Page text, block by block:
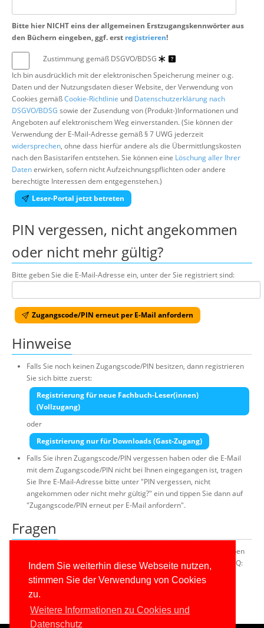
Indem Sie weiterhin diese Webseite nutzen,
stimmen Sie der Verwendung von Cookies
zu.
Weitere Informationen zu Cookies und
Datenschutz
Bitte hier NICHT eins der allgemeinen Erstzugangskennwörter aus
den Büchern eingeben, ggf. erst registrieren!
Zustimmung gemäß DSGVO/BDSG
Ich bin ausdrücklich mit der elektronischen Speicherung meiner o.g.
Daten und der Nutzungsdaten dieser Website, der Verwendung von
Cookies gemäßCookie-Richtlinie und Datenschutzerklärung nach
DSGVO/BDSG sowie der Zusendung von (Produkt-)Informationen und
Angeboten auf elektronischem Weg einverstanden. (Sie können der
Verwendung der E-Mail-Adresse gemäß § 7 UWG jederzeit
widersprechen, ohne dass hierfür andere als die Übermittlungskosten
nach den Basistarifen entstehen. Sie können eine Löschung aller Ihrer
Datenerwirken, sofern nicht Aufzeichnungspflichten oder andere
berechtigte Interessen dem entgegenstehen.)
Leser-Portal jetzt betreten
PIN vergessen, nicht angekommen
oder nicht mehr gültig?
Bitte geben Sie die E-Mail-Adresse ein, unter der Sie registriert sind:
Zugangscode/PIN erneut per E-Mail anfordern
Hinweise
Falls Sie noch keinen Zugangscode/PIN besitzen, dann registrieren
Sie sich bitte zuerst:
Registrierung für neue Fachbuch-Leser(innen)
(Vollzugang)
oder
Registrierung nur für Downloads (Gast-Zugang)
Falls Sie ihren Zugangscode/PIN vergessen haben oder die E-Mail
mit dem Zugangscode/PIN nicht bei Ihnen eingegangen ist, tragen
Sie Ihre E-Mail-Adresse bitte unter "PIN vergessen, nicht
angekommen oder nicht mehr gültig?" ein und tippen Sie dann auf
"Zugangscode/PIN erneut per E-Mail anfordern".
Fragen
Falls Sie Fragen zu diesem Portal oder technische Probleme haben
(z.B. eine E-Mail kommt nicht an), lesen Sie bitte das Website-FAQ:
Website-FAQ